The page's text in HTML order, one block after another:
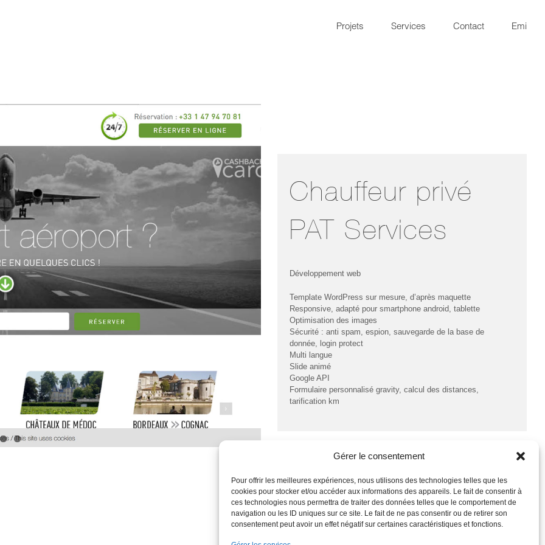
Gérer le consentement
Pour offrir les meilleures expériences, nous utilisons des technologies telles que les
cookies pour stocker et/ou accéder aux informations des appareils. Le fait de consentir à
ces technologies nous permettra de traiter des données telles que le comportement de
navigation ou les ID uniques sur ce site. Le fait de ne pas consentir ou de retirer son
consentement peut avoir un effet négatif sur certaines caractéristiques et fonctions.
Projets Services Contact Emi
Chauffeur privé
PAT Services
Développement web
Template WordPress sur mesure, d’après maquette
Responsive, adapté pour smartphone android, tablette
Optimisation des images
Sécurité : anti spam, espion, sauvegarde de la base de
donnée, login protect
Multi langue
Slide animé
Google API
Formulaire personnalisé gravity, calcul des distances,
tarification km